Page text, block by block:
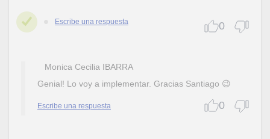
Escribe una respuesta 0
Monica Cecilia IBARRA
Genial! Lo voy a implementar. Gracias Santiago 😉
Escribe una respuesta 0